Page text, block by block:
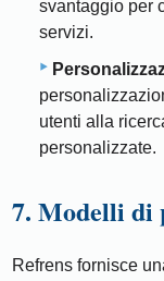
svantaggio per
servizi.
utenti alla
personalizzate.
7. Modelli di
Refrens fornisce